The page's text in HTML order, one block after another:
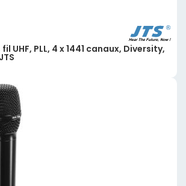
UHF, PLL, 4 x 1441 canaux, Diversity,